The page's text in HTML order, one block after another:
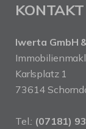
KONTAKT
Iwerta GmbH
Karlsplatz 1
73614
Tel.: (07181)